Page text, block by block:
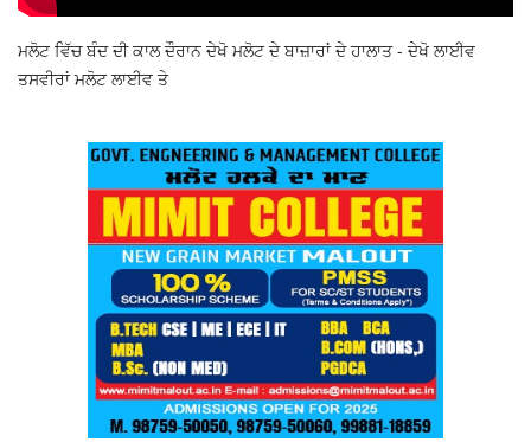
ਮਲੋਟ ਵਿੱਚ ਬੰਦ ਦੀ ਕਾਲ ਦੌਰਾਨ ਦੇਖੋ ਮਲੋਟ ਦੇ ਬਾਜ਼ਾਰਾਂ ਦੇ ਹਾਲਾਤ - ਦੇਖੋ ਲਾਈਵ
ਤਸਵੀਰਾਂ ਮਲੋਟ ਲਾਈਵ ਤੇ